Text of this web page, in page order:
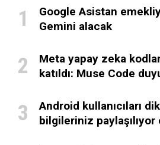
Google Asistan
Gemini alacak
Meta yapay zeka
katıldı: Muse Code
Android kullanıcıları
bilgileriniz